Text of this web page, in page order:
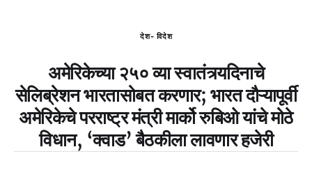
देश- विदेश
अमेरिकेच्या २५० व्या स्वातंत्र्यदिनाचे
सेलिब्रेशन भारतासोबत करणार; भारत दौऱ्यापूर्वी
अमेरिकेचे परराष्ट्र मंत्री मार्को रुबिओ यांचे मोठे
विधान, ‘क्वाड’ बैठकीला लावणार हजेरी